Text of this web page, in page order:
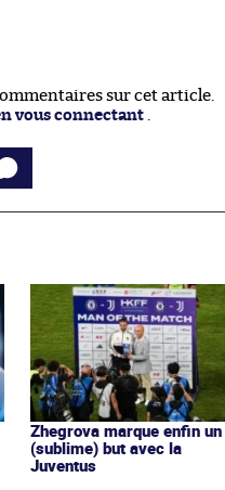
sur cet article.
vous connectant
Zhegrova marque enfin un
(sublime) but avec la
Juventus